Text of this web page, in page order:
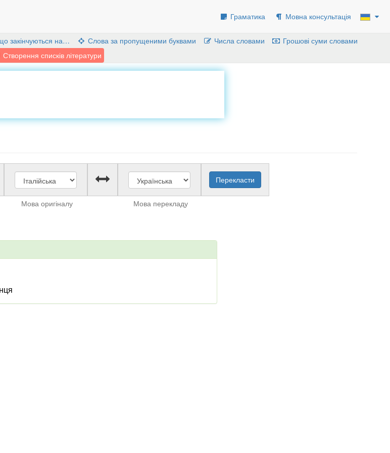
Граматика Мовна консультація
закінчуються на… Слова за пропущеними буквами Числа словами
Грошові суми словами
Створення списків літератури
Мова оригіналу Мова перекладу